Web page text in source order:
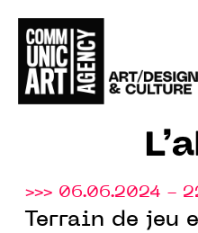
>>> 06.06.2024 -
Terrain de jeu